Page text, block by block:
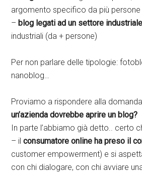
argomento specifico da più persone
– blog legati ad un settore industriale
industriali (da + persone)
Per non parlare delle tipologie:
nanoblog…
Proviamo a rispondere alla
un’azienda dovrebbe aprire un blog?
In parte l’abbiamo già detto.. certo
– ilconsumatore online ha preso il
customer empowerment) e si
con chi dialogare, con chi avviare